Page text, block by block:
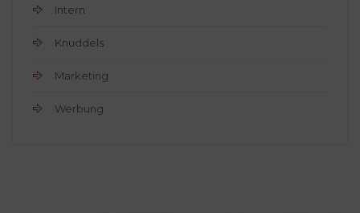
Intern
Knuddels
Marketing
Werbung